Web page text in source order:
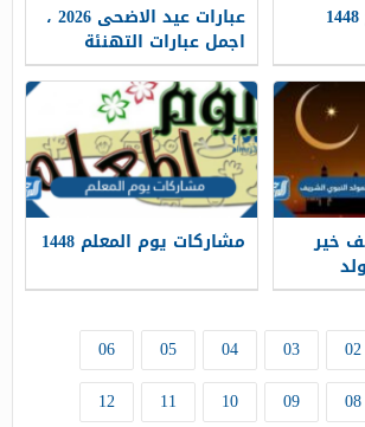
بوستات عن الحج 1448 عبارات عيد الاضحى 2026 ،
اجمل عبارات التهنئة
بمناسبة عيد الاضحى
المبارك 1448
خير مشاركات يوم المعلم 1448
02
03
04
05
06
08
09
10
11
12